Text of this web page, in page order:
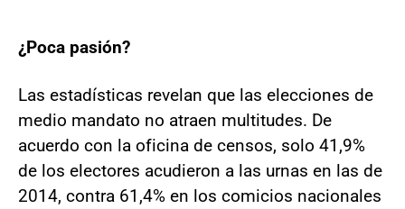
¿Poca pasión?
Las estadísticas revelan que las elecciones de
medio mandato no atraen multitudes. De
acuerdo con la oficina de censos, solo 41,9%
de los electores acudieron a las urnas en las de
2014, contra 61,4% en los comicios nacionales